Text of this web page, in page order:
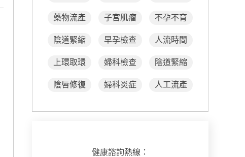
藥物流產 子宮肌瘤 不孕不育
陰道緊縮 早孕檢查 人流時間
上環取環 婦科檢查 陰道緊縮
陰唇修復 婦科炎症 人工流產
健康諮詢熱線：